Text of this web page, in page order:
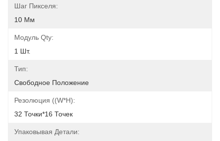
Шаг Пикселя:
10 Мм
Модуль Qty:
1 Шт.
Тип:
Свободное Положение
Резолюция ((W*H):
32 Точки*16 Точек
Упаковывая Детали: